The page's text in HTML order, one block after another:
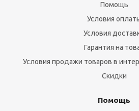
Помощь
Условия
Условия
Гарантия на
Условия продажи товаров в
Скидки
Помощь